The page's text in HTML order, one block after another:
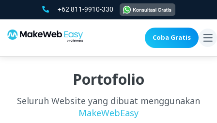
+62 811-9910-330
Coba Gratis
Portofolio
Seluruh Website yang dibuat menggunakan
MakeWebEasy